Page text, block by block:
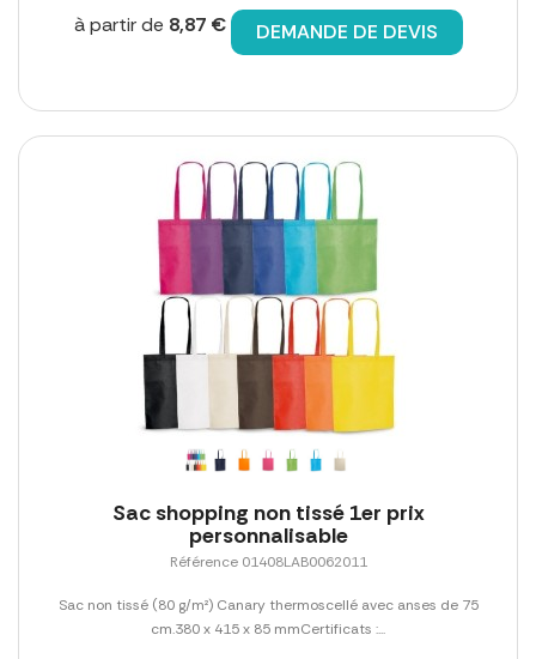
à partir de 8,87 € DEMANDE DE DEVIS
Sac shopping non tissé 1er prix
personnalisable
Référence 01408LAB0062011
Sac non tissé (80 g/m²) Canary thermoscellé avec anses de 75
cm.380 x 415 x 85 mmCertificats :...